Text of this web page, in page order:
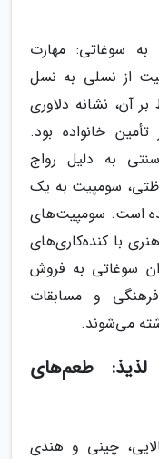
سوغاتی: مهارت
از نسلی به نسل
آن، نشانه دلاوری
خانواده بود.
به دلیل رواج
سومپیت به یک
است. سومپیت‌های
با کنده‌کاری‌های
سوغاتی به فروش
و مسابقات
می‌شوند.
طعم‌های
چینی و هندی